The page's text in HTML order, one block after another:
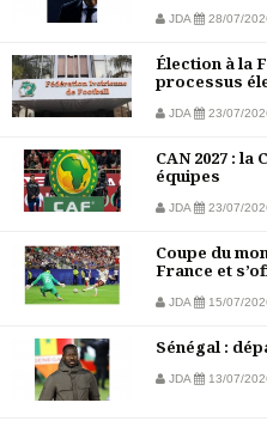
JDA 28/07/
Élection à la
processus
JDA 23/07/
CAN 2027 :
équipes
JDA 23/07/
Coupe du
France et
JDA 15/07/
Sénégal :
JDA 13/07/